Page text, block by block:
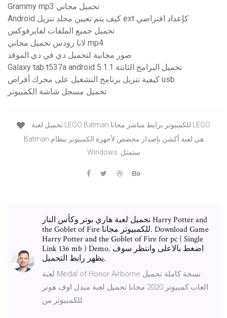
Grammy mp3 تحميل مجاني
Android كيف يتم تعيين مجلد تنزيل ext كإعداد افتراضي
تحميل جميع الملفات لفايرفوكس
لانا رودس تحميل مجاني mp4
صور مجانية لتحميل دي في دي الموقد
Galaxy tab t537a android 5.1.1 تحميل البرامج الثابتة
كيفية تنزيل برنامج التشغيل على محرك أقراص usb
تحميل مسجل شاشة الكمبيوتر
Batman هي لعبة أكشن بإصدار مخصص لأجهزة الكمبيوتر بنظام
Windows. ستمثل
تحميل لعبة هاري بوتر وكأس النار Harry Potter and
the Goblet of Fire للكمبيوتر مجانا. Download Game
Harry Potter and the Goblet of Fire for pc ( Single
Link 136 mb ) Demo. اضغط بالاعلى وانتظر سوف
يظهر رابط التحميل.
لعبة Medal of Honor Airborne نسخة كاملة تحميل
العاب كمبيوتر 2020 مجانا تحميل لعبة ميدل اوف هونر
للكمبيوتر من